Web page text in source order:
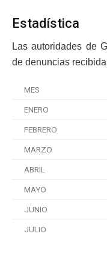
Estadística
Las autoridades de
de denuncias
MES
ENERO
FEBRERO
MARZO
ABRIL
MAYO
JUNIO
JULIO